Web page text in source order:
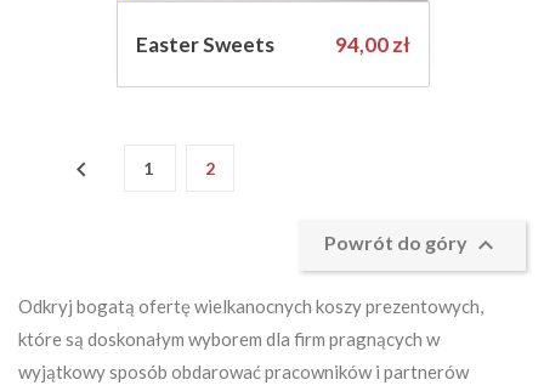
Easter Sweets Cena
94,00 zł
 1 2
Powrót do góry 
Odkryj bogatą ofertę wielkanocnych koszy prezentowych,
które są doskonałym wyborem dla firm pragnących w
wyjątkowy sposób obdarować pracowników i partnerów